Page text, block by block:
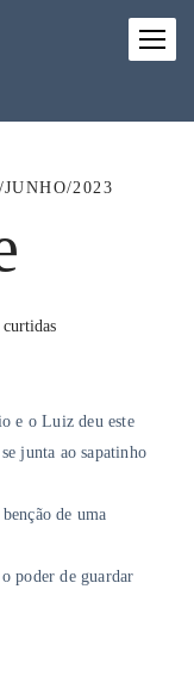
JUNHO/2023
curtidas
e o Luiz deu este
junta ao sapatinho
de uma
poder de guardar